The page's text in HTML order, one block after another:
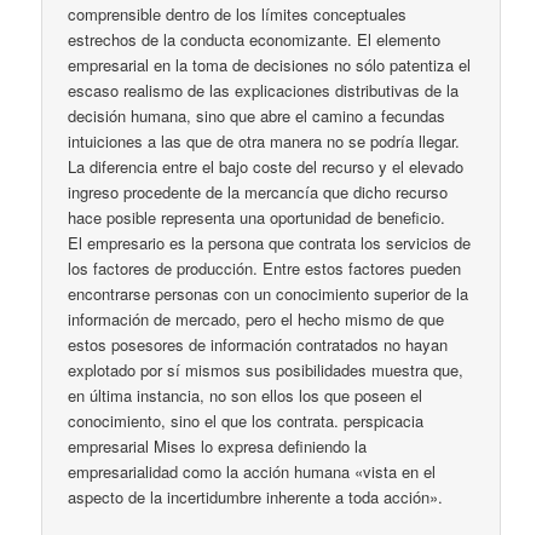
comprensible dentro de los límites conceptuales
estrechos de la conducta economizante. El elemento
empresarial en la toma de decisiones no sólo patentiza el
escaso realismo de las explicaciones distributivas de la
decisión humana, sino que abre el camino a fecundas
intuiciones a las que de otra manera no se podría llegar.
La diferencia entre el bajo coste del recurso y el elevado
ingreso procedente de la mercancía que dicho recurso
hace posible representa una oportunidad de beneficio.
El empresario es la persona que contrata los servicios de
los factores de producción. Entre estos factores pueden
encontrarse personas con un conocimiento superior de la
información de mercado, pero el hecho mismo de que
estos posesores de información contratados no hayan
explotado por sí mismos sus posibilidades muestra que,
en última instancia, no son ellos los que poseen el
conocimiento, sino el que los contrata. perspicacia
empresarial Mises lo expresa definiendo la
empresarialidad como la acción humana «vista en el
aspecto de la incertidumbre inherente a toda acción».